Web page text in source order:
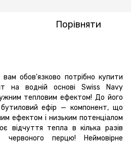
Порівняти
обов'язково потрібно купити
на водній основі Swiss Navy
тепловим ефектом! До його
бутиловий ефір — компонент, що
ефектом і низьким потенціалом
відчуття тепла в кілька разів
перцю! Неймовірне